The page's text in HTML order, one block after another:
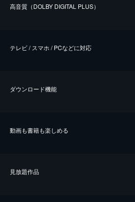
⾼⾳質（DOLBY DIGITAL PLUS）
テレビ / スマホ / PCなどに対応
ダウンロード機能
動画も書籍も楽しめる
⾒放題作品